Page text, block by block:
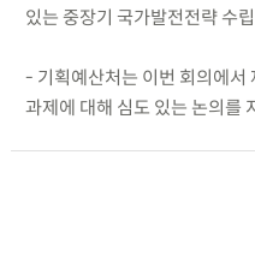
있는 중장기 국가발전전략 수
- 기획예산처는 이번 회의에서
과제에 대해 심도 있는 논의를